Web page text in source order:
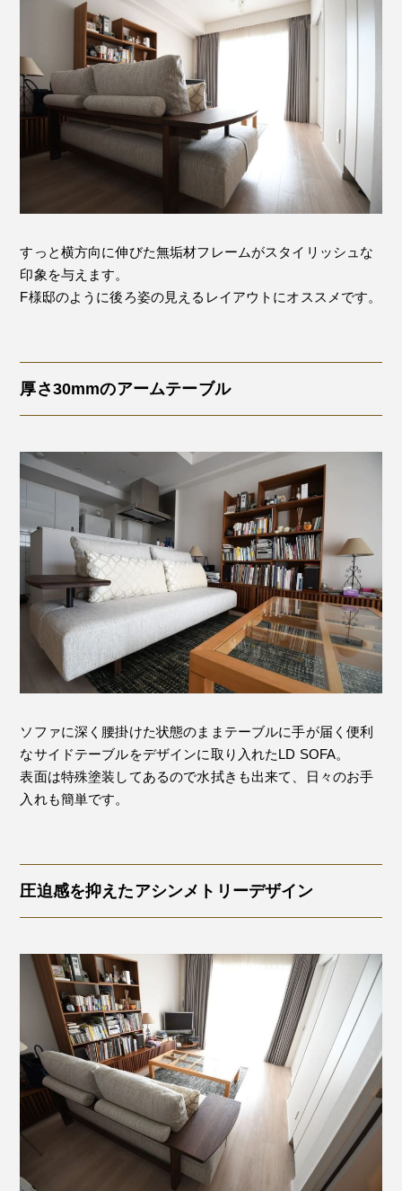
すっと横方向に伸びた無垢材フレームがスタイリッシュな
印象を与えます。
F様邸のように後ろ姿の見えるレイアウトにオススメです。
厚さ30mmのアームテーブル
ソファに深く腰掛けた状態のままテーブルに手が届く便利
なサイドテーブルをデザインに取り入れたLD SOFA。
表面は特殊塗装してあるので水拭きも出来て、日々のお手
入れも簡単です。
圧迫感を抑えたアシンメトリーデザイン